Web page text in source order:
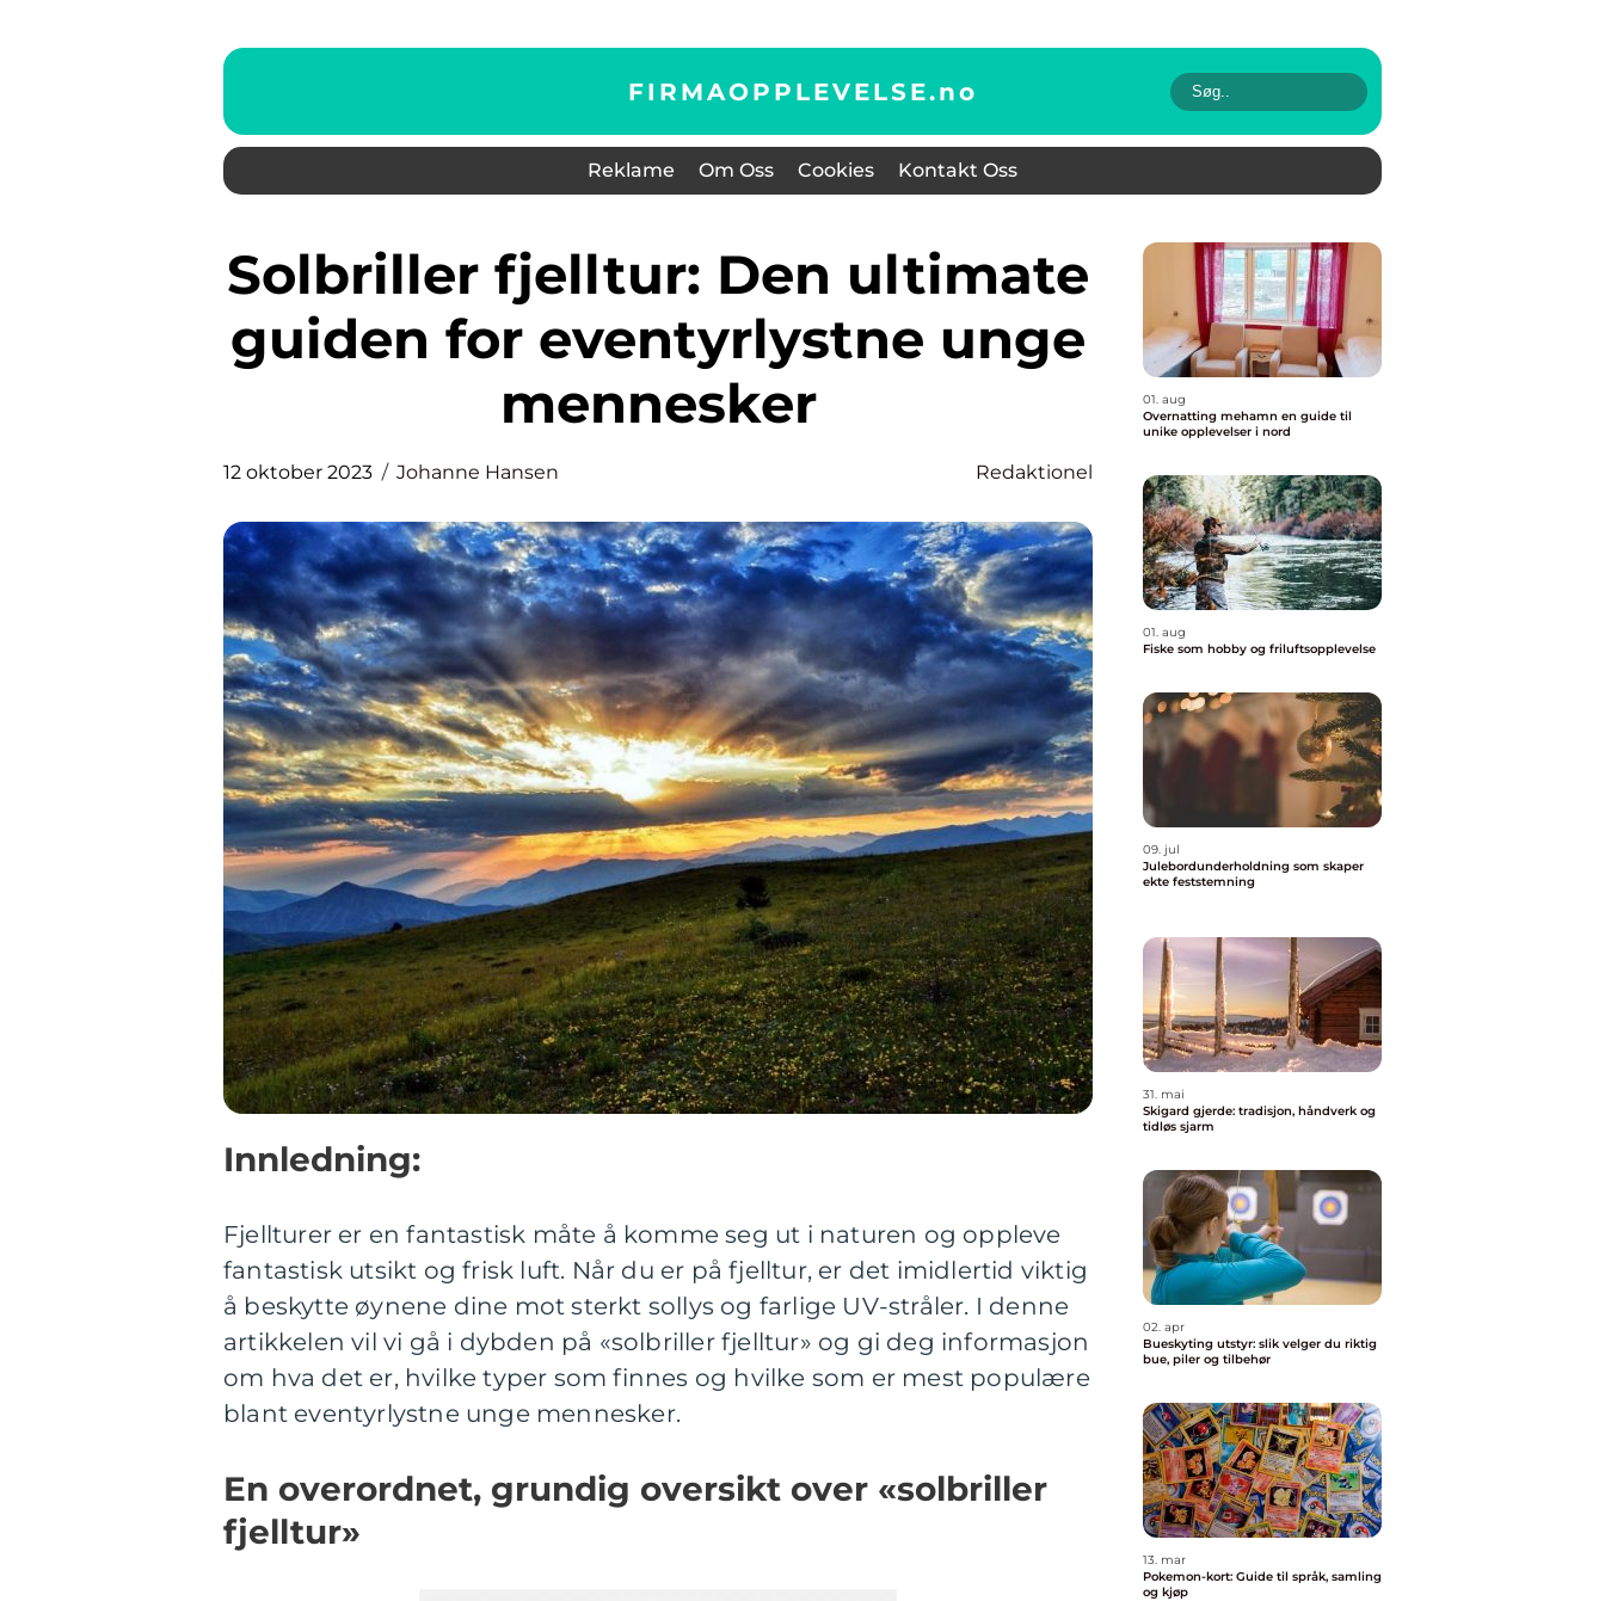
FIRMAOPPLEVELSE.no
Reklame Om Oss Cookies Kontakt Oss
Solbriller fjelltur: Den ultimate
guiden for eventyrlystne unge
mennesker
12 oktober 2023 Johanne Hansen Redaktionel
Innledning:
Fjellturer er en fantastisk måte å komme seg ut i naturen og oppleve
fantastisk utsikt og frisk luft. Når du er på fjelltur, er det imidlertid viktig
å beskytte øynene dine mot sterkt sollys og farlige UV-stråler. I denne
artikkelen vil vi gå i dybden på «solbriller fjelltur» og gi deg informasjon
om hva det er, hvilke typer som finnes og hvilke som er mest populære
blant eventyrlystne unge mennesker.
En overordnet, grundig oversikt over «solbriller
fjelltur»
01. aug
Overnatting mehamn en guide til
unike opplevelser i nord
01. aug
Fiske som hobby og friluftsopplevelse
09. jul
Julebordunderholdning som skaper
ekte feststemning
31. mai
Skigard gjerde: tradisjon, håndverk og
tidløs sjarm
02. apr
Bueskyting utstyr: slik velger du riktig
bue, piler og tilbehør
13. mar
Pokemon-kort: Guide til språk, samling
og kjøp